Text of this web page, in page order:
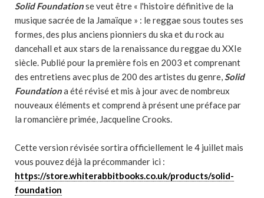
Solid Foundationse veut être « l'histoire définitive de la
musique sacrée de la Jamaïque » : le reggae sous toutes ses
formes, des plus anciens pionniers du ska et du rock au
dancehall et aux stars de la renaissance du reggae du XXIe
siècle. Publié pour la première fois en 2003 et comprenant
des entretiens avec plus de 200 des artistes du genre,Solid
Foundationa été révisé et mis à jour avec de nombreux
nouveaux éléments et comprend à présent une préface par
la romancière primée, Jacqueline Crooks.
Cette version révisée sortira officiellement le 4 juillet mais
vous pouvez déjà la précommander ici :
https://store.whiterabbitbooks.co.uk/products/solid-
foundation